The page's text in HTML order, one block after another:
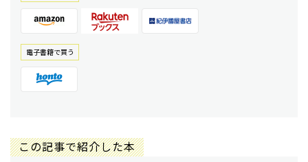
電⼦書籍で買う
この記事で紹介した本